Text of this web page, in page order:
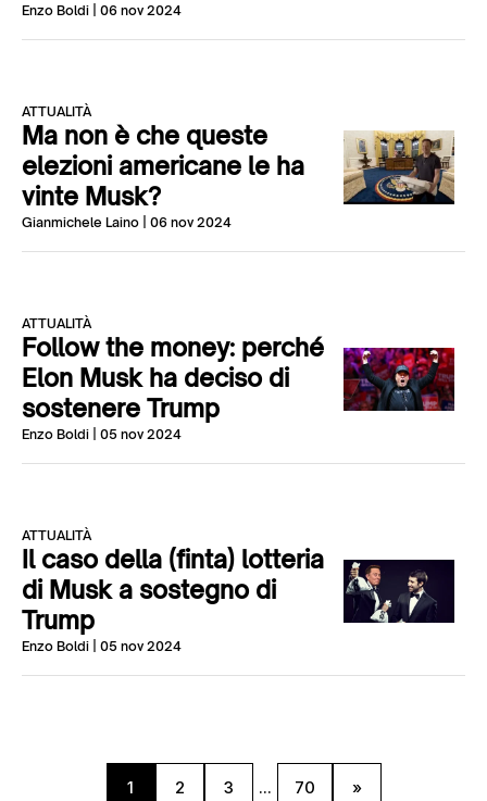
Enzo Boldi | 06 nov 2024
ATTUALITÀ
Ma non è che queste
elezioni americane le ha
vinte Musk?
Gianmichele Laino | 06 nov 2024
ATTUALITÀ
Follow the money: perché
Elon Musk ha deciso di
sostenere Trump
Enzo Boldi | 05 nov 2024
ATTUALITÀ
Il caso della (finta) lotteria
di Musk a sostegno di
Trump
Enzo Boldi | 05 nov 2024
1 2 3 ... 70 »